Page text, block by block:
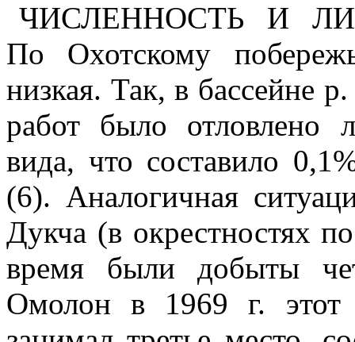
ЧИСЛЕННОСТЬ И
По Охотскому
низкая. Так, в бассейне
работ было отловлено
вида, что составило
(6). Аналогичная
Дукча (в окрестностях
время были добыты
Омолон в 1969 г. этот